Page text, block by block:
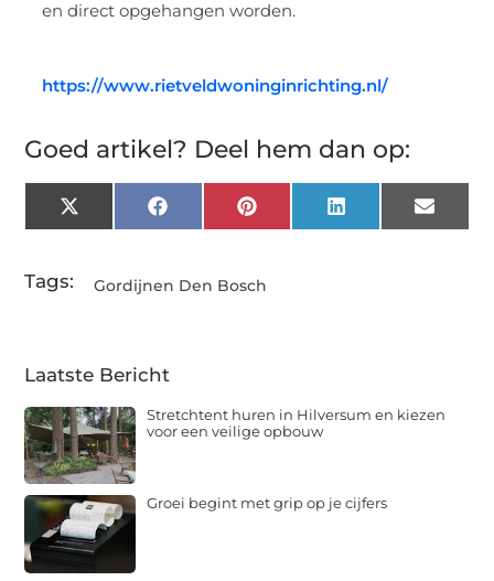
en direct opgehangen worden.
https://www.rietveldwoninginrichting.nl/
Goed artikel? Deel hem dan op:
X
(Twitter)
FacebookPinterestLinkedInEmail
Tags: Gordijnen Den Bosch
Laatste Bericht
Stretchtent huren in Hilversum en kiezen
voor een veilige opbouw
Groei begint met grip op je cijfers